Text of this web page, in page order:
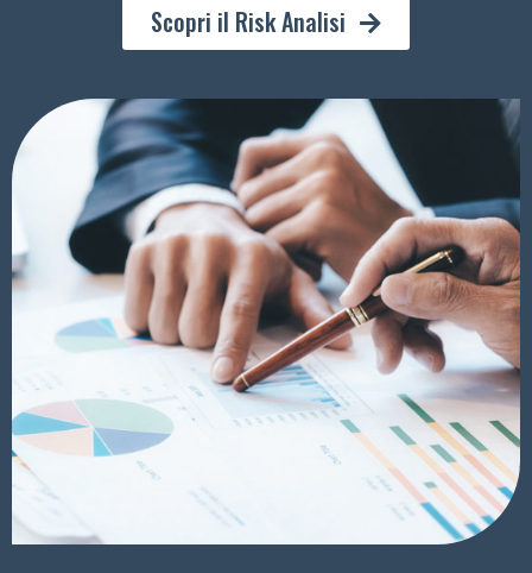
Scopri il Risk Analisi